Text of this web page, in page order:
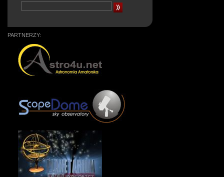
PARTNERZY: